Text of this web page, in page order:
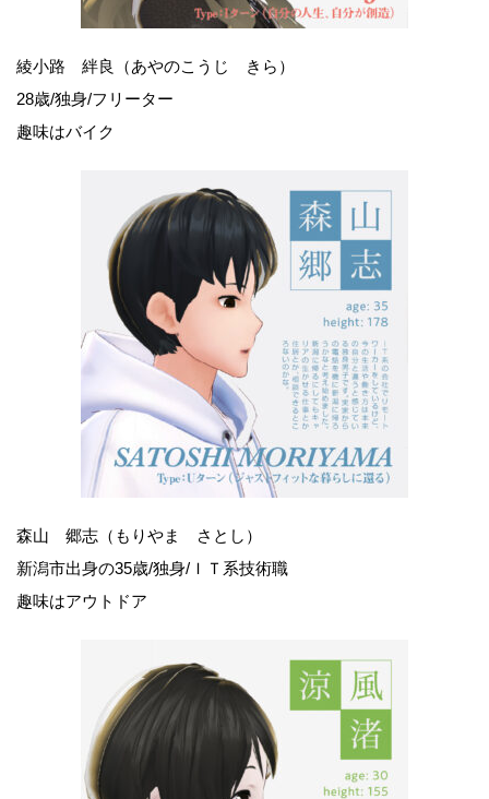
綾小路 絆良（あやのこうじ きら）
28歳/独身/フリーター
趣味はバイク
森山 郷志（もりやま さとし）
新潟市出身の35歳/独身/ＩＴ系技術職
趣味はアウトドア